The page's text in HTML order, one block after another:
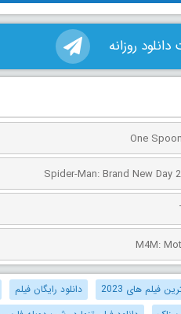
روزانه
فیلم های 2023 دانلود رایگان فیلم